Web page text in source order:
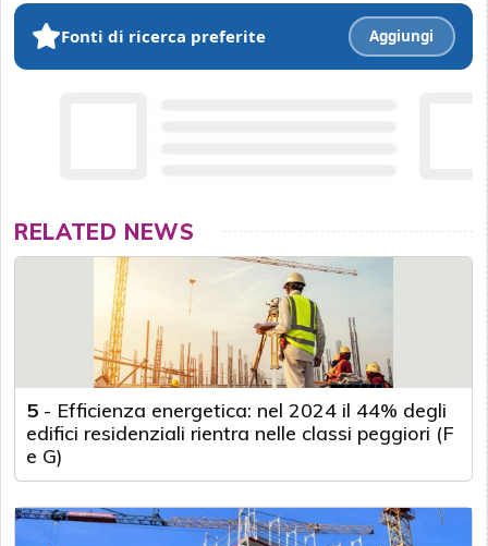
Fonti di ricerca preferite Aggiungi
RELATED NEWS
5 - Efficienza energetica: nel 2024 il 44% degli
edifici residenziali rientra nelle classi peggiori (F
e G)